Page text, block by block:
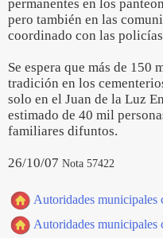
permanentes en los
pero también en las
coordinado con las
Se espera que más de 150
tradición en los
solo en el Juan de la Luz
estimado de 40 mil
familiares difuntos.
26/10/07 Nota 57422
Autoridades municipales
Autoridades municipales